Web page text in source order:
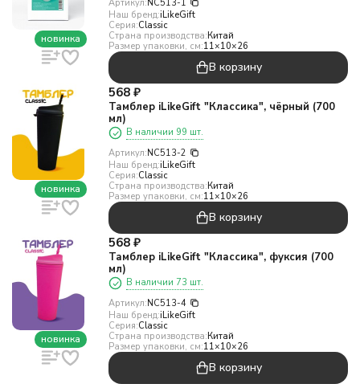
новинка
Артикул:NC513-1
Наш бренд:iLikeGift
Серия:Classic
Страна производства:Китай
Размер упаковки, см:11×10×26
В корзину
новинка
568 ₽
Тамблер iLikeGift "Классика", чёрный (700
мл)
В наличии 99 шт.
Артикул:NC513-2
Наш бренд:iLikeGift
Серия:Classic
Страна производства:Китай
Размер упаковки, см:11×10×26
В корзину
новинка
568 ₽
Тамблер iLikeGift "Классика", фуксия (700
мл)
В наличии 73 шт.
Артикул:NC513-4
Наш бренд:iLikeGift
Серия:Classic
Страна производства:Китай
Размер упаковки, см:11×10×26
В корзину